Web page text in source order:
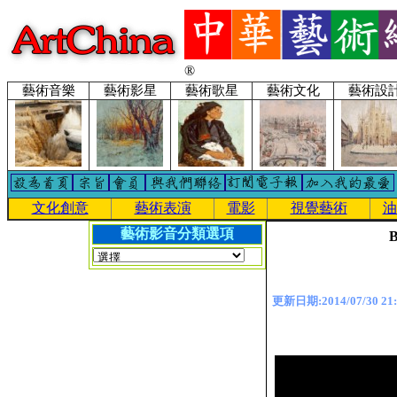
®
藝術音樂 藝術影星 藝術歌星 藝術文化 藝術設
文化創意 藝術表演 電影 視覺藝術
藝術影音分類選項
更新日期:2014/07/30